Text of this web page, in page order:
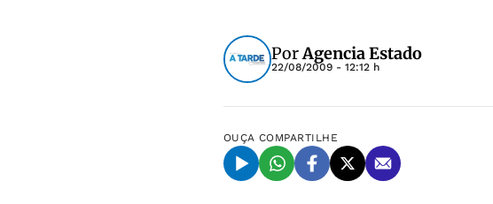
PorAgencia Estado
22/08/2009 - 12:12 h
OUÇA COMPARTILHE